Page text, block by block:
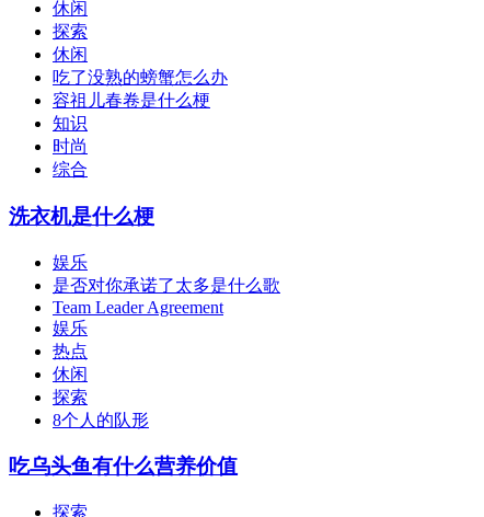
休闲
探索
休闲
吃了没熟的螃蟹怎么办
容祖儿春卷是什么梗
知识
时尚
综合
洗衣机是什么梗
娱乐
是否对你承诺了太多是什么歌
Team Leader Agreement
娱乐
热点
休闲
探索
8个人的队形
吃乌头鱼有什么营养价值
探索